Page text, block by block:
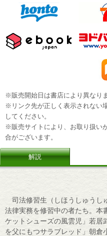
※販売開始日は書店により異なりま
※リンク先が正しく表示されない
してください。
※販売サイトにより、お取り扱い
合がございます。
解説
司法修習生（しほうしゅうし
法律実務を修習中の者たち。本
ケットシューズの風雲児」若居
を父にもつサラブレッド」朝倉